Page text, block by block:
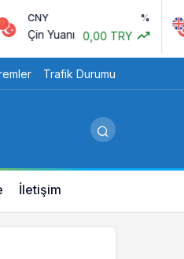
Yuanı 0,00 TRY
GBP
Trafik Durumu
İletişim